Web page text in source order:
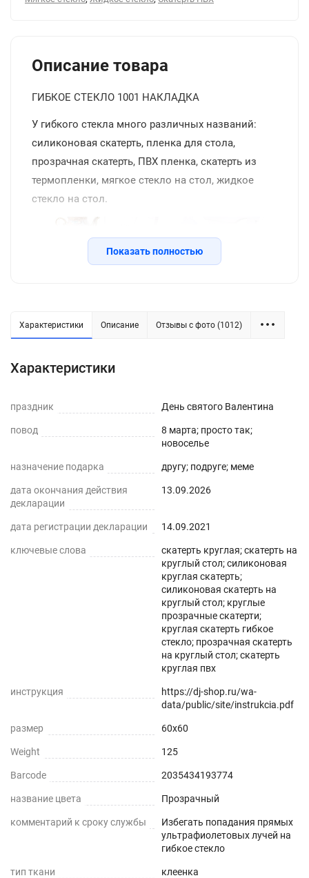
Описание товара
ГИБКОЕ СТЕКЛО 1001 НАКЛАДКА
У гибкого стекла много различных названий:
силиконовая скатерть, пленка для стола,
прозрачная скатерть, ПВХ пленка, скатерть из
термопленки, мягкое стекло на стол, жидкое
стекло на стол.
производства используется экологически
водонепроницаемости, нескользкости,
термостойкости (максимум до 70°С).
Легко мыть и протирать
Защита поверхности стола от отпечатков
пальцев, пыли, грязи и пятен жира.
Не скрывает натуральный цвет вашего стола
Приглушает звон столовых приборов.
До 5 лет использования
Безопасно
Показать полностью
Характеристики Описание Отзывы с фото (1012)
Характеристики
праздник День святого Валентина
повод
8 марта; просто так;
новоселье
назначение подарка другу; подруге; меме
дата окончания действия
декларации
13.09.2026
дата регистрации декларации 14.09.2021
ключевые слова
скатерть круглая; скатерть на
круглый стол; силиконовая
круглая скатерть;
силиконовая скатерть на
круглый стол; круглые
прозрачные скатерти;
круглая скатерть гибкое
стекло; прозрачная скатерть
на круглый стол; скатерть
круглая пвх
инструкция
https://dj-shop.ru/wa-
data/public/site/instrukcia.pdf
размер 60x60
Weight 125
Barcode 2035434193774
название цвета Прозрачный
комментарий к сроку службы
Избегать попадания прямых
ультрафиолетовых лучей на
гибкое стекло
тип ткани клеенка